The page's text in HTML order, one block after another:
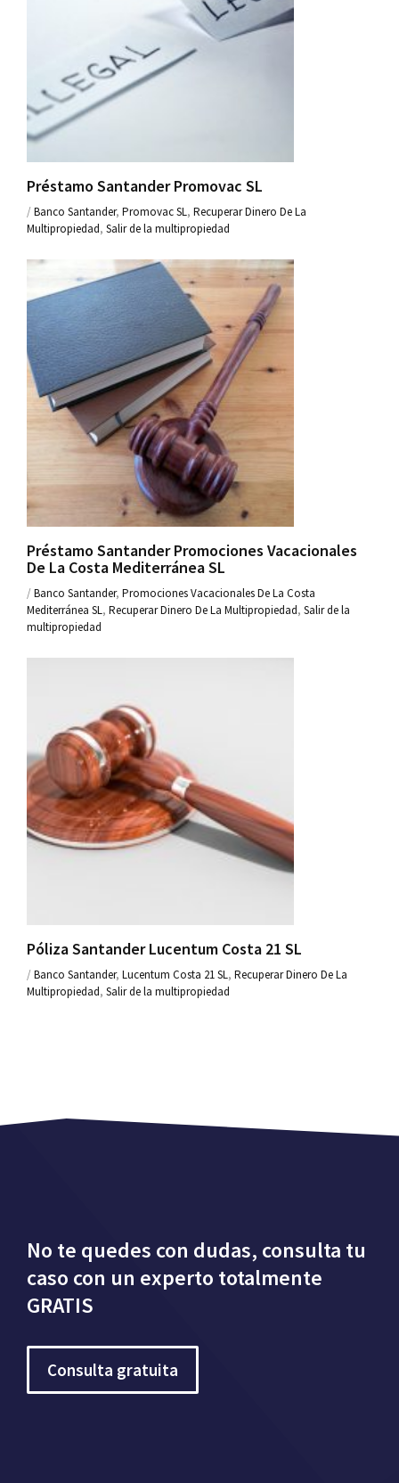
Préstamo Santander Promovac SL
/Banco Santander, Promovac SL, Recuperar Dinero De La
Multipropiedad, Salir de la multipropiedad
Préstamo Santander Promociones Vacacionales
De La Costa Mediterránea SL
/Banco Santander, Promociones Vacacionales De La Costa
Mediterránea SL, Recuperar Dinero De La Multipropiedad, Salir de la
multipropiedad
Póliza Santander Lucentum Costa 21 SL
/Banco Santander, Lucentum Costa 21 SL, Recuperar Dinero De La
Multipropiedad, Salir de la multipropiedad
No te quedes con dudas, consulta tu
caso con un experto totalmente
GRATIS
Consulta gratuita